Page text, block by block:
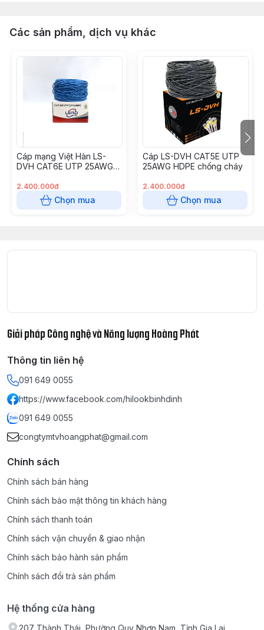
Các sản phẩm, dịch vụ khác
Cáp mạng Việt Hàn LS-
DVH CAT6E UTP 25AWG -
cuộn 305m
2.400.000đ
Chọn mua
Cáp LS-DVH CAT5E UTP
25AWG HDPE chống cháy
2.400.000đ
Chọn mua
Giải pháp Công nghệ và Năng lượng Hoàng Phát
Thông tin liên hệ
091 649 0055
https://www.facebook.com/hilookbinhdinh
091 649 0055
congtymtvhoangphat@gmail.com
Chính sách
Chính sách bán hàng
Chính sách bảo mật thông tin khách hàng
Chính sách thanh toán
Chính sách vận chuyển & giao nhận
Chính sách bảo hành sản phẩm
Chính sách đổi trả sản phẩm
Hệ thống cửa hàng
207 Thành Thái, Phường Quy Nhơn Nam, Tỉnh Gia Lai